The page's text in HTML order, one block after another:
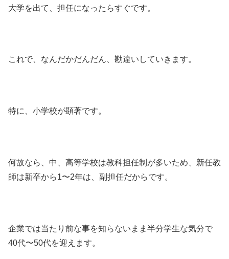
大学を出て、担任になったらすぐです。
これで、なんだかだんだん、勘違いしていきます。
特に、小学校が顕著です。
何故なら、中、高等学校は教科担任制が多いため、新任教
師は新卒から1〜2年は、副担任だからです。
企業では当たり前な事を知らないまま半分学生な気分で
40代〜50代を迎えます。